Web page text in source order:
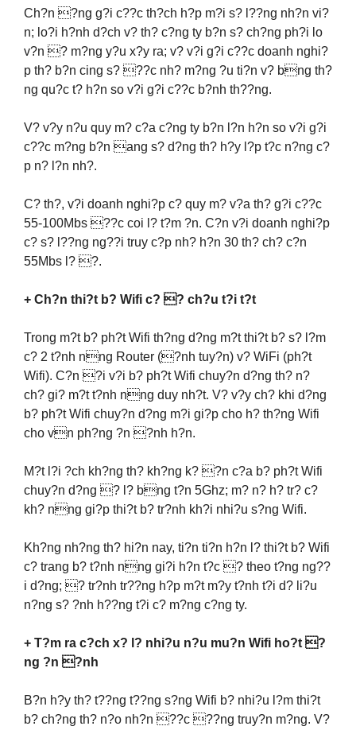
Ch?n ?ng g?i c??c th?ch h?p m?i s? l??ng nh?n vi?
n; lo?i h?nh d?ch v? th? c?ng ty b?n s? ch?ng ph?i lo
v?n ? m?ng y?u x?y ra; v? v?i g?i c??c doanh nghi?
p th? b?n cing s? ??c nh? m?ng ?u ti?n v? bng th?
ng qu?c t? h?n so v?i g?i c??c b?nh th??ng.
V? v?y n?u quy m? c?a c?ng ty b?n l?n h?n so v?i g?i
c??c m?ng b?n ang s? d?ng th? h?y l?p t?c n?ng c?
p n? l?n nh?.
C? th?, v?i doanh nghi?p c? quy m? v?a th? g?i c??c
55-100Mbs ??c coi l? t?m ?n. C?n v?i doanh nghi?p
c? s? l??ng ng??i truy c?p nh? h?n 30 th? ch? c?n
55Mbs l? ?.
+ Ch?n thi?t b? Wifi c? ? ch?u t?i t?t
Trong m?t b? ph?t Wifi th?ng d?ng m?t thi?t b? s? l?m
c? 2 t?nh nng Router (?nh tuy?n) v? WiFi (ph?t
Wifi). C?n ?i v?i b? ph?t Wifi chuy?n d?ng th? n?
ch? gi? m?t t?nh nng duy nh?t. V? v?y ch? khi d?ng
b? ph?t Wifi chuy?n d?ng m?i gi?p cho h? th?ng Wifi
cho vn ph?ng ?n ?nh h?n.
M?t l?i ?ch kh?ng th? kh?ng k? ?n c?a b? ph?t Wifi
chuy?n d?ng ? l? bng t?n 5Ghz; m? n? h? tr? c?
kh? nng gi?p thi?t b? tr?nh kh?i nhi?u s?ng Wifi.
Kh?ng nh?ng th? hi?n nay, ti?n ti?n h?n l? thi?t b? Wifi
c? trang b? t?nh nng gi?i h?n t?c ? theo t?ng ng??
i d?ng; ? tr?nh tr??ng h?p m?t m?y t?nh t?i d? li?u
n?ng s? ?nh h??ng t?i c? m?ng c?ng ty.
+ T?m ra c?ch x? l? nhi?u n?u mu?n Wifi ho?t ?
ng ?n ?nh
B?n h?y th? t??ng t??ng s?ng Wifi b? nhi?u l?m thi?t
b? ch?ng th? n?o nh?n ??c ??ng truy?n m?ng. V?